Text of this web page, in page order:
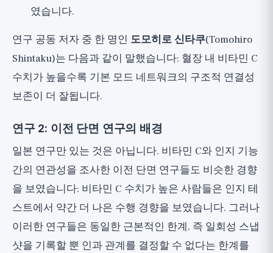
였습니다.
연구 공동 저자 중 한 명인 도모히로 신타쿠(Tomohiro
Shintaku)는 다음과 같이 말했습니다: 혈장 내 비타민 C
수치가 높을수록 기본 모드 네트워크의 구조적 연결성
보존이 더 잘됩니다.
연구 2: 이전 단면 연구의 배경
일본 연구만 있는 것은 아닙니다. 비타민 C와 인지 기능
간의 연관성을 조사한 이전 단면 연구들도 비슷한 경향
을 보였습니다: 비타민 C 수치가 높은 사람들은 인지 테
스트에서 약간 더 나은 수행 경향을 보였습니다. 그러나
이러한 연구들은 동일한 근본적인 한계, 즉 일회성 스냅
샷을 기록할 뿐 인과 관계를 결정할 수 없다는 한계를